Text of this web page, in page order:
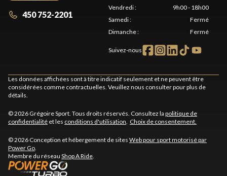
450 752-2201
Vendredi:
9h00 - 18h00
Samedi:
Fermé
Dimanche: Fermé
Suivez-nous
Les données affichées sont à titre indicatif seulement et ne peuvent être
considérées comme contractuelles. Veuillez nous consulter pour plus de
détails.
© 2026 Grégoire Sport. Tous droits réservés. Consultez la politique de
confidentialité et les conditions d'utilisation. Choix de consentement.
© 2026 Conception et hébergement de sites Web pour sport motorisé par
Power Go.
Membre du réseau Shop A Ride.